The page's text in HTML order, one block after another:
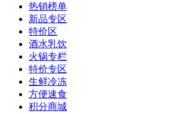
热销榜单
新品专区
特价区
酒水乳饮
火锅专栏
特价专区
生鲜冷冻
方便速食
积分商城